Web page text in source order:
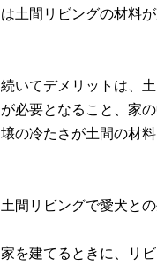
は土間リビングの材料
続いてデメリットは、
が必要となること、家
壌の冷たさが土間の材
土間リビングで愛犬と
家を建てるときに、リ